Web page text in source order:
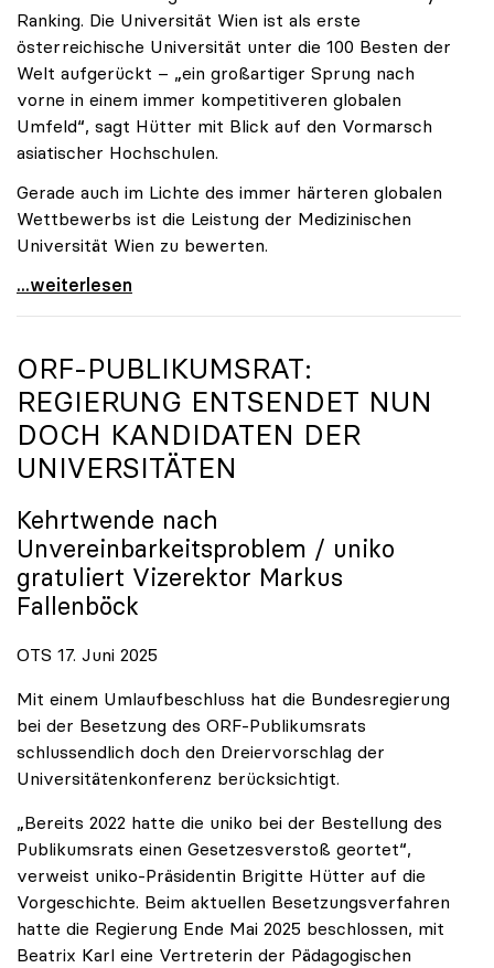
Ranking. Die Universität Wien ist als erste
österreichische Universität unter die 100 Besten der
Welt aufgerückt – „ein großartiger Sprung nach
vorne in einem immer kompetitiveren globalen
Umfeld“, sagt Hütter mit Blick auf den Vormarsch
asiatischer Hochschulen.
Gerade auch im Lichte des immer härteren globalen
Wettbewerbs ist die Leistung der Medizinischen
Universität Wien zu bewerten.
„Top-Rankingplätze heimischer Universitäten geben
...weiterlesen
ORF-PUBLIKUMSRAT:
REGIERUNG ENTSENDET NUN
DOCH KANDIDATEN DER
UNIVERSITÄTEN
Kehrtwende nach
Unvereinbarkeitsproblem / uniko
gratuliert Vizerektor Markus
Fallenböck
OTS 17. Juni 2025
Mit einem Umlaufbeschluss hat die Bundesregierung
bei der Besetzung des ORF-Publikumsrats
schlussendlich doch den Dreiervorschlag der
Universitätenkonferenz berücksichtigt.
„Bereits 2022 hatte die uniko bei der Bestellung des
Publikumsrats einen Gesetzesverstoß geortet“,
verweist uniko-Präsidentin Brigitte Hütter auf die
Vorgeschichte. Beim aktuellen Besetzungsverfahren
hatte die Regierung Ende Mai 2025 beschlossen, mit
Beatrix Karl eine Vertreterin der Pädagogischen